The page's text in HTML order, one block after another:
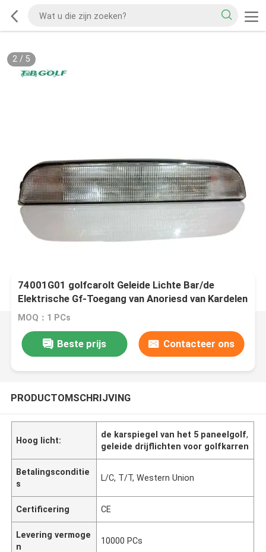
2/ 5
74001G01 golfcarolt Geleide Lichte Bar/de
Elektrische Gf-Toegang van Anoriesd van Kardelen
MOQ：1 PCs
Beste prijs Contacteer ons
PRODUCTOMSCHRIJVING
Hoog licht:
de karspiegel van het 5 paneelgolf,
geleide drijflichten voor golfkarren
Betalingsconditie
s
L/C, T/T, Western Union
Certificering CE
Levering vermoge
n
10000 PCs